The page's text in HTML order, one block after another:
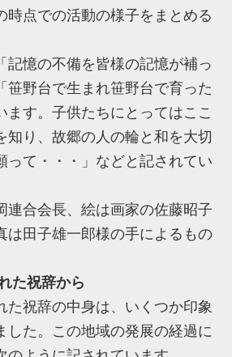
時点での活動の様子をまとめる
憶の不備を皆様の記憶が補っ
笹野台で生まれ笹野台で育った
ます。子供たちにとってはここ
知り、故郷の人の輪と和を大切
って・・・」などと記されてい
合会長、絵は画家の佐藤昭子
は田子雄一郎様の手によるもの
た祝辞から
祝辞の中身は、いくつか印象
した。この地域の発展の経過に